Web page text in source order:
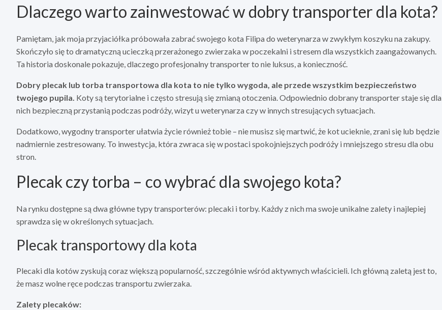
Dlaczego warto zainwestować w dobry transporter dla kota?
Pamiętam, jak moja przyjaciółka próbowała zabrać swojego kota Filipa do weterynarza w zwykłym koszyku na zakupy.
Skończyło się to dramatyczną ucieczką przerażonego zwierzaka w poczekalni i stresem dla wszystkich zaangażowanych.
Ta historia doskonale pokazuje, dlaczego profesjonalny transporter to nie luksus, a konieczność.
Dobry plecak lub torba transportowa dla kota to nie tylko wygoda, ale przede wszystkim bezpieczeństwo
twojego pupila. Koty są terytorialne i często stresują się zmianą otoczenia. Odpowiednio dobrany transporter staje się dla
nich bezpieczną przystanią podczas podróży, wizyt u weterynarza czy w innych stresujących sytuacjach.
Dodatkowo, wygodny transporter ułatwia życie również tobie – nie musisz się martwić, że kot ucieknie, zrani się lub będzie
nadmiernie zestresowany. To inwestycja, która zwraca się w postaci spokojniejszych podróży i mniejszego stresu dla obu
stron.
Plecak czy torba – co wybrać dla swojego kota?
Na rynku dostępne są dwa główne typy transporterów: plecaki i torby. Każdy z nich ma swoje unikalne zalety i najlepiej
sprawdza się w określonych sytuacjach.
Plecak transportowy dla kota
Plecaki dla kotów zyskują coraz większą popularność, szczególnie wśród aktywnych właścicieli. Ich główną zaletą jest to,
że masz wolne ręce podczas transportu zwierzaka.
Zalety plecaków: